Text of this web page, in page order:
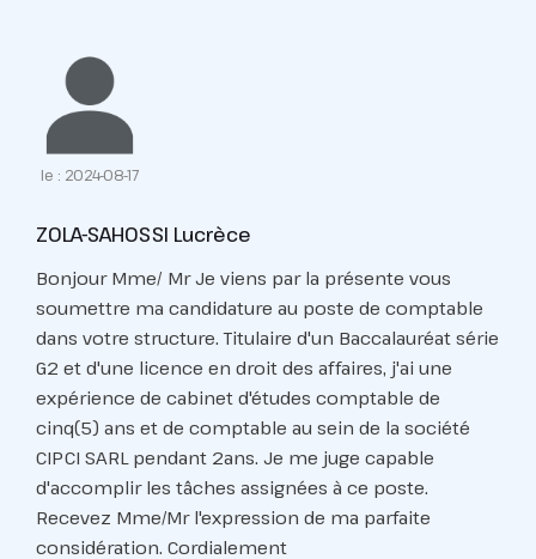
le : 2024-08-17
ZOLA-SAHOSSI Lucrèce
Bonjour Mme/ Mr Je viens par la présente vous
soumettre ma candidature au poste de comptable
dans votre structure. Titulaire d'un Baccalauréat série
G2 et d'une licence en droit des affaires, j'ai une
expérience de cabinet d'études comptable de
cinq(5) ans et de comptable au sein de la société
CIPCI SARL pendant 2ans. Je me juge capable
d'accomplir les tâches assignées à ce poste.
Recevez Mme/Mr l'expression de ma parfaite
considération. Cordialement